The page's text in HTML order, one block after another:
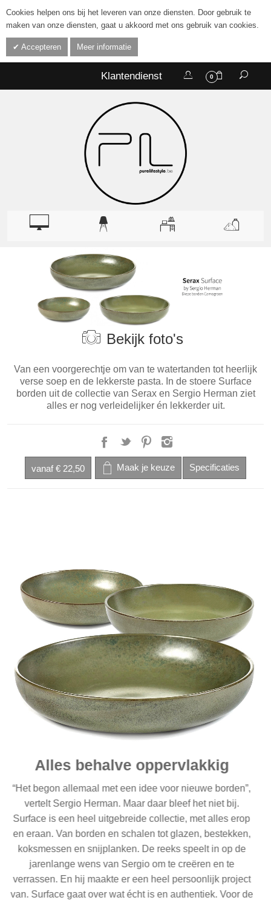
Cookies helpen ons bij het leveren van onze diensten. Door gebruik te
maken van onze diensten, gaat u akkoord met ons gebruik van cookies.
Accepteren Meer informatie
0
Klantendienst
Bekijk foto's
Van een voorgerechtje om van te watertanden tot heerlijk
verse soep en de lekkerste pasta. In de stoere Surface
borden uit de collectie van Serax en Sergio Herman ziet
alles er nog verleidelijker én lekkerder uit.
vanaf € 22,50
Alles behalve oppervlakkig
“Het begon allemaal met een idee voor nieuwe borden”,
vertelt Sergio Herman. Maar daar bleef het niet bij.
Surface is een heel uitgebreide collectie, met alles erop
en eraan. Van borden en schalen tot glazen, bestekken,
koksmessen en snijplanken. De reeks speelt in op de
jarenlange wens van Sergio om te creëren en te
verrassen. En hij maakte er een heel persoonlijk project
van. Surface gaat over wat écht is en authentiek. Voor de